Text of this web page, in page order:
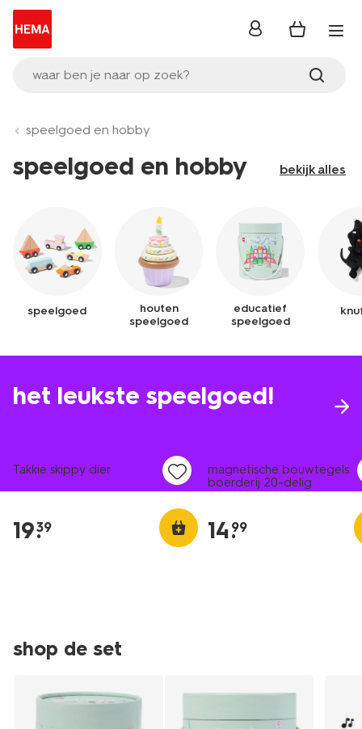
waar ben je naar op zoek?
inloggen
speelgoed en hobby
speelgoed en hobby bekijk alles
speelgoed
houten
speelgoed
educatief
speelgoed
het leukste speelgoed!
Takkie skippy dier
19.
39
magnetische bouwtegels
boerderij 20-delig
14.
99
shop de set